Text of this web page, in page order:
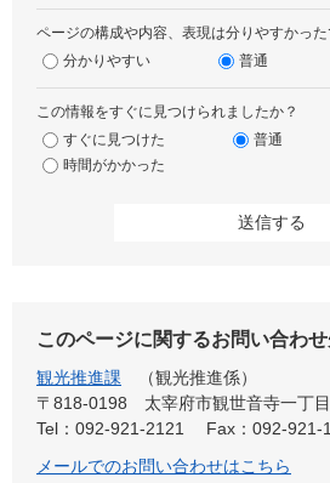
ページの構成や内容、表現は分りやすかった
分かりやすい
普通
この情報をすぐに見つけられましたか？
すぐに見つけた
普通
時間がかかった
このページに関するお問い合わ
観光推進課
観光推進係
〒818-0198
太宰府市観世音寺一丁
Tel：092-921-2121
Fax：092-921-
メールでのお問い合わせはこちら